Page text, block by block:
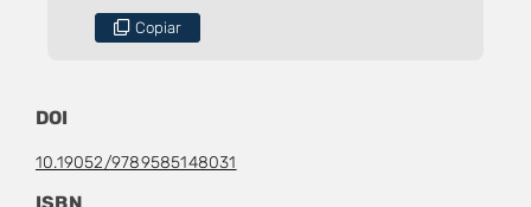
Copiar
DOI
10.19052/9789585148031